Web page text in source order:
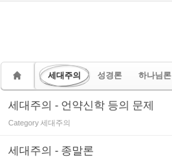
세대주의 성경론 하나님론
세대주의 - 언약신학 등의 문제
Category세대주의
세대주의 - 종말론